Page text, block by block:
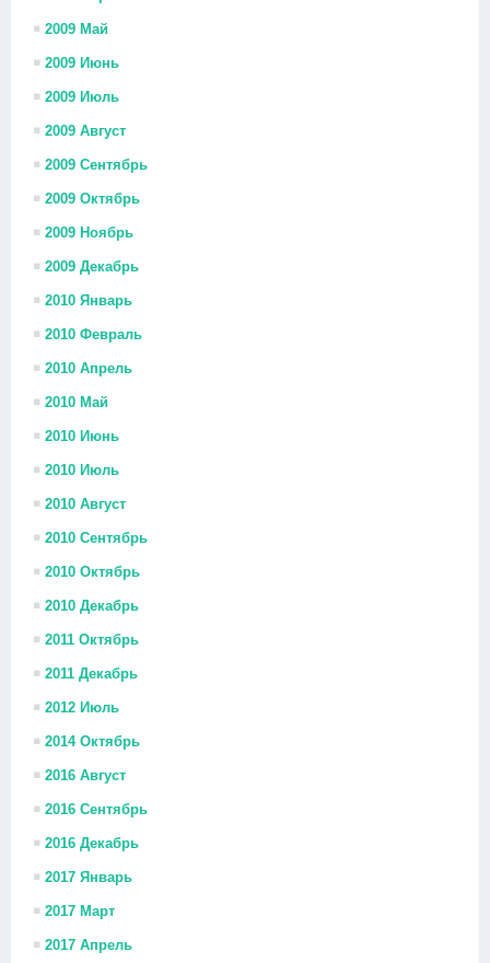
2009 Май
2009 Июнь
2009 Июль
2009 Август
2009 Сентябрь
2009 Октябрь
2009 Ноябрь
2009 Декабрь
2010 Январь
2010 Февраль
2010 Апрель
2010 Май
2010 Июнь
2010 Июль
2010 Август
2010 Сентябрь
2010 Октябрь
2010 Декабрь
2011 Октябрь
2011 Декабрь
2012 Июль
2014 Октябрь
2016 Август
2016 Сентябрь
2016 Декабрь
2017 Январь
2017 Март
2017 Апрель